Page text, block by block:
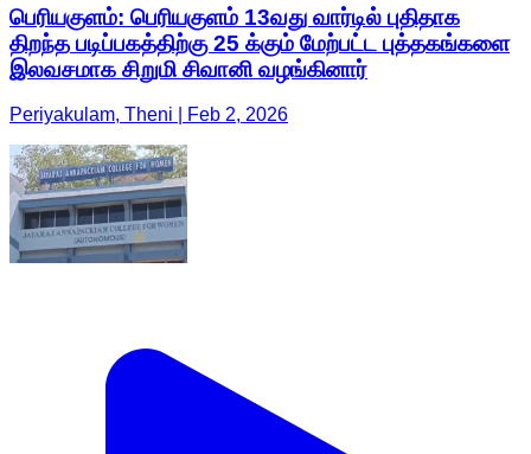
பெரியகுளம்: பெரியகுளம் 13வது வார்டில் புதிதாக
திறந்த படிப்பகத்திற்கு 25 க்கும் மேற்பட்ட புத்தகங்களை
இலவசமாக சிறுமி சிவானி வழங்கினார்
Periyakulam, Theni | Feb 2, 2026